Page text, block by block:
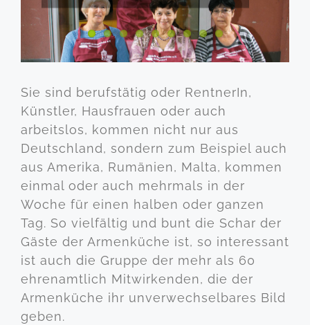
Sie sind berufstätig oder RentnerIn,
Künstler, Hausfrauen oder auch
arbeitslos, kommen nicht nur aus
Deutschland, sondern zum Beispiel auch
aus Amerika, Rumänien, Malta, kommen
einmal oder auch mehrmals in der
Woche für einen halben oder ganzen
Tag. So vielfältig und bunt die Schar der
Gäste der Armenküche ist, so interessant
ist auch die Gruppe der mehr als 60
ehrenamtlich Mitwirkenden, die der
Armenküche ihr unverwechselbares Bild
geben.